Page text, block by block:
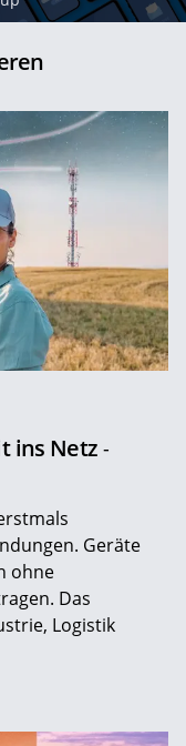
ins Netz -
Geräte
ohne
Das
Logistik